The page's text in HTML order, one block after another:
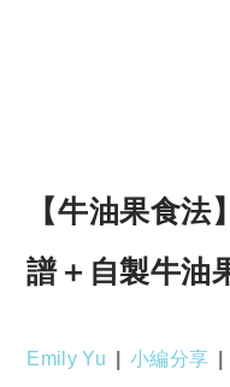
【牛油果食
譜＋自製牛油
Post
Emily Yu
Post
小編分享